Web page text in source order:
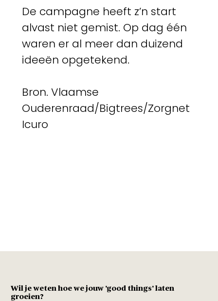
De campagne heeft z’n start
alvast niet gemist. Op dag één
waren er al meer dan duizend
ideeën opgetekend.
Bron. Vlaamse
Ouderenraad/Bigtrees/Zorgnet
Icuro
Wil je weten hoe we jouw 'good things' laten
groeien?